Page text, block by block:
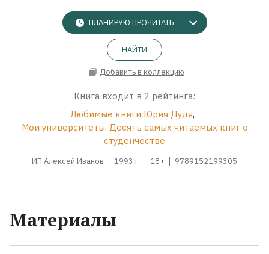
ПЛАНИРУЮ ПРОЧИТАТЬ
НАЙТИ
Добавить в коллекцию
Книга входит в 2 рейтинга:
Любимые книги Юрия Дудя,
Мои университеты. Десять самых читаемых книг о
студенчестве
ИП Алексей Иванов 1993 г. 18+ 9789152199305
Материалы